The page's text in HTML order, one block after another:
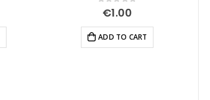
out of 5
€1.00
ADD TO CART